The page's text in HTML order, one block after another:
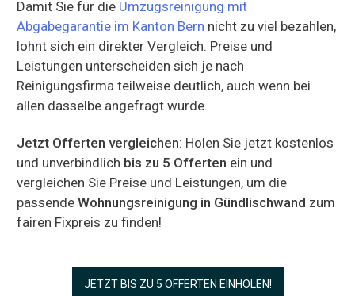
Damit Sie für die Umzugsreinigung mit
Abgabegarantie im Kanton Bern nicht zu viel bezahlen,
lohnt sich ein direkter Vergleich. Preise und
Leistungen unterscheiden sich je nach
Reinigungsfirma teilweise deutlich, auch wenn bei
allen dasselbe angefragt wurde.
Jetzt Offerten vergleichen: Holen Sie jetzt kostenlos
und unverbindlich bis zu 5 Offerten ein und
vergleichen Sie Preise und Leistungen, um die
passende Wohnungsreinigung in Gündlischwand zum
fairen Fixpreis zu finden!
JETZT BIS ZU 5 OFFERTEN EINHOLEN!